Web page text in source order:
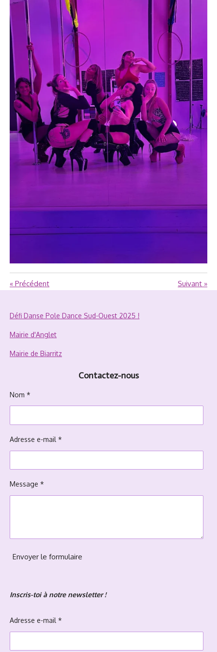
« Précédent Suivant »
Défi Danse Pole Dance Sud-Ouest 2025 !
Mairie d'Anglet
Mairie de Biarritz
Contactez-nous
Nom *
Adresse e-mail *
Message *
Envoyer le formulaire
Inscris-toi à notre newsletter !
Adresse e-mail *